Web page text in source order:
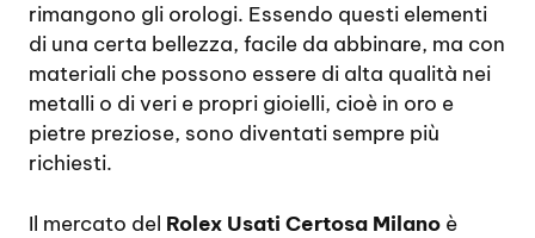
rimangono gli orologi. Essendo questi elementi
di una certa bellezza, facile da abbinare, ma con
materiali che possono essere di alta qualità nei
metalli o di veri e propri gioielli, cioè in oro e
pietre preziose, sono diventati sempre più
richiesti.
Il mercato del Rolex Usati Certosa Milano è